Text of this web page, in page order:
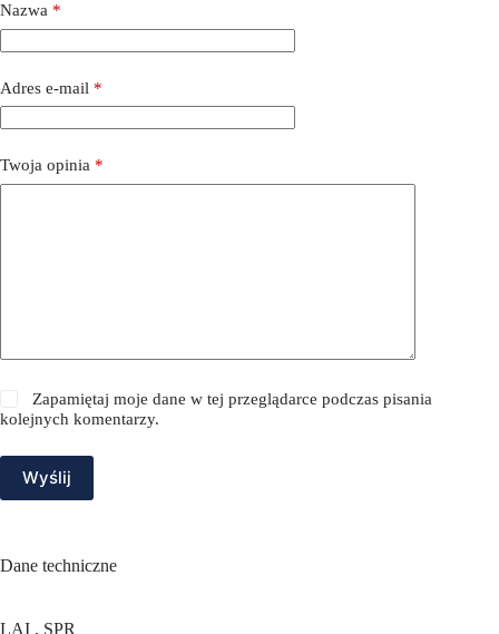
Nazwa *
Adres e-mail *
Twoja opinia *
Zapamiętaj moje dane w tej przeglądarce podczas pisania
kolejnych komentarzy.
Wyślij
Dane techniczne
LAI , SPR